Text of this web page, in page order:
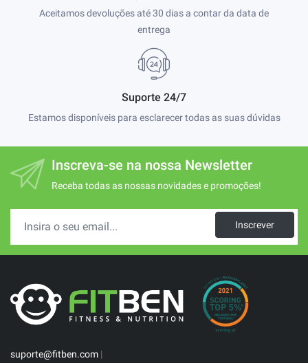
Aceitamos devoluções até 30 dias a contar da data de
entrega
Suporte 24/7
Estamos disponíveis para esclarecer todas as suas dúvidas
Inscreva-se na nossa Newsletter
Receba todas as nossas novidades e promoções!
Inscrever
suporte@fitben.com |